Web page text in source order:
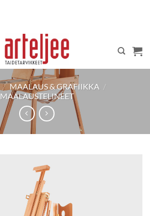
/ MAALAUS & GRAFIIKKA /
MAALAUSTELINEET